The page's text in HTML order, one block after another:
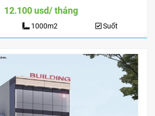
12.100 usd/ tháng
1000m2 Suốt